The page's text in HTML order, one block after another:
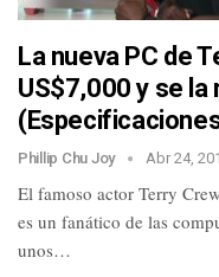
La nueva PC de
US$7,000 y se la
Phillip Chu Joy Abr 24,
El famoso actor Terry
es un fanático de las
unos…